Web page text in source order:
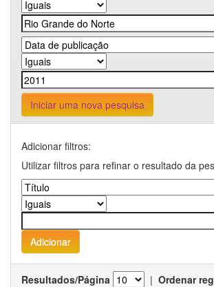
Iniciar uma nova pesquisa
Adicionar filtros:
Utilizar filtros para refinar o resultado da
Resultados/Página | Ordenar